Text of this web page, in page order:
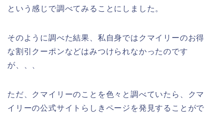
という感じで調べてみることにしました。
そのように調べた結果、私自身ではクマイリーのお得
な割引クーポンなどはみつけられなかったのです
が、、、
ただ、クマイリーのことを色々と調べていたら、クマ
イリーの公式サイトらしきページを発見することがで